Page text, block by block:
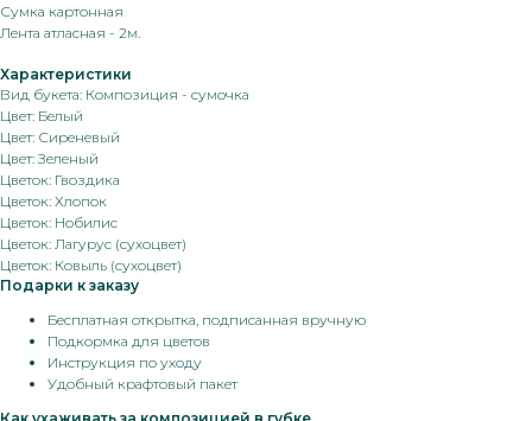
Сумка картонная
Лента атласная - 2м.
Характеристики
Вид букета: Композиция - сумочка
Цвет: Белый
Цвет: Сиреневый
Цвет: Зеленый
Цветок: Гвоздика
Цветок: Хлопок
Цветок: Нобилис
Цветок: Лагурус (сухоцвет)
Цветок: Ковыль (сухоцвет)
Подарки к заказу
Бесплатная открытка, подписанная вручную
Подкормка для цветов
Инструкция по уходу
Удобный крафтовый пакет